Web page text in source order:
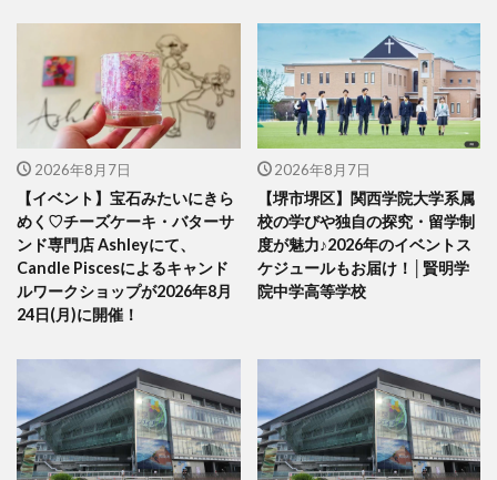
2026年8月7日
【イベント】宝石みたいにきら
めく♡チーズケーキ・バターサ
ンド専門店 Ashleyにて、
Candle Piscesによるキャンド
ルワークショップが2026年8月
24日(月)に開催！
2026年8月7日
【堺市堺区】関西学院大学系属
校の学びや独自の探究・留学制
度が魅力♪2026年のイベントス
ケジュールもお届け！│賢明学
院中学高等学校